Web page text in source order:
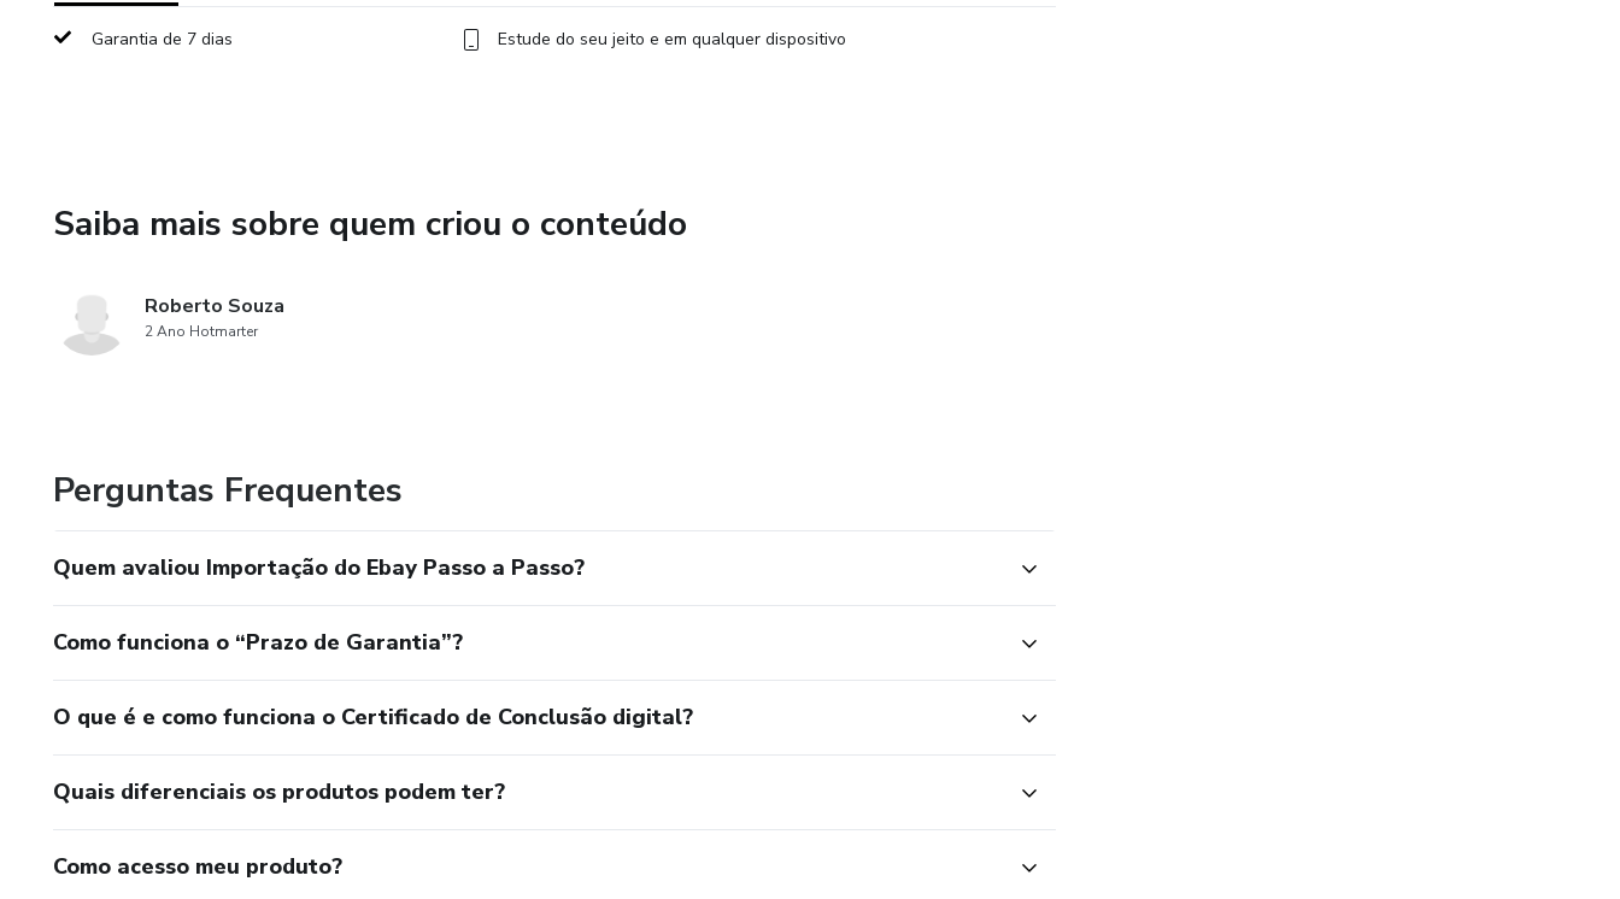
redirecionamento de encomendas. Basicamente, o redirecionamento de encomendas
O redirecionamento de encomendas, você vai ter um endereço físico nos Estados Unidos,
de outros países.
Garantia de 7 dias Estude do seu jeito e em qualquer dispositivo
Saiba mais sobre quem criou o conteúdo
Roberto Souza
2 Ano Hotmarter
Perguntas Frequentes
Quem avaliou Importação do Ebay Passo a Passo?
Como funciona o “Prazo de Garantia”?
O que é e como funciona o Certificado de Conclusão digital?
Quais diferenciais os produtos podem ter?
Como acesso meu produto?